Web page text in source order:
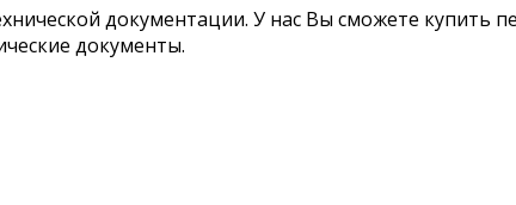
документации. У нас Вы сможете
документы.